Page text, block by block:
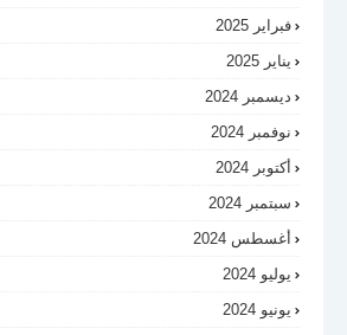
فبراير 2025
يناير 2025
ديسمبر 2024
نوفمبر 2024
أكتوبر 2024
سبتمبر 2024
أغسطس 2024
يوليو 2024
يونيو 2024